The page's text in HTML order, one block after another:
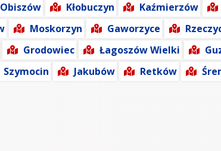
Obiszów Kłobuczyn Kaźmierzów
Moskorzyn Gaworzyce
Grodowiec Łagoszów Wielki
Szymocin Jakubów Retków